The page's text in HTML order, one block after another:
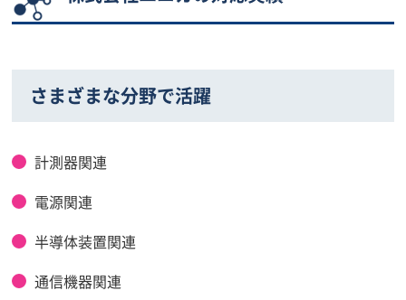
さまざまな分野で活躍
計測器関連
電源関連
半導体装置関連
通信機器関連